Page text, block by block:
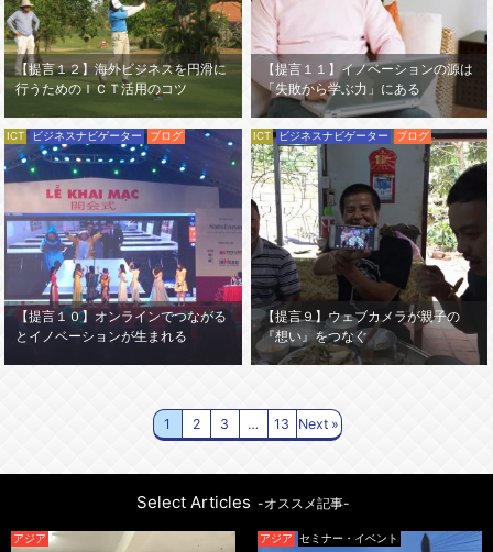
【提言１２】海外ビジネスを円滑に
行うためのＩＣＴ活用のコツ
【提言１１】イノベーションの源は
「失敗から学ぶ力」にある
ICT ビジネスナビゲーター ブログ
【提言１０】オンラインでつながる
とイノベーションが生まれる
ICT ビジネスナビゲーター ブログ
【提言９】ウェブカメラが親子の
『想い』をつなぐ
1 2 3 … 13 Next »
Select Articles -オススメ記事-
セミナー・イベント アジア セ